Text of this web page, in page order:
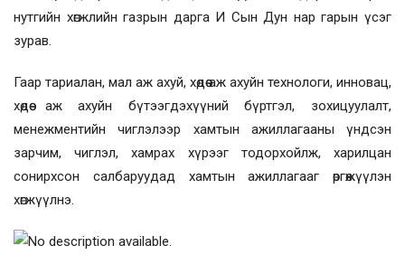
нутгийн хөгжлийн газрын дарга И Сын Дун нар гарын үсэг
зурав.
Гаар тариалан, мал аж ахуй, хөдөө аж ахуйн технологи, инновац,
хөдөө аж ахуйн бүтээгдэхүүний бүртгэл, зохицуулалт,
менежментийн чиглэлээр хамтын ажиллагааны үндсэн
зарчим, чиглэл, хамрах хүрээг тодорхойлж, харилцан
сонирхсон салбаруудад хамтын ажиллагааг өргөжүүлэн
хөгжүүлнэ.